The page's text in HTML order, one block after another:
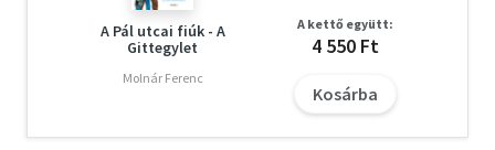
A Pál utcai fiúk - A
Gittegylet
Molnár Ferenc
A kettő együtt:
4 550 Ft
Kosárba